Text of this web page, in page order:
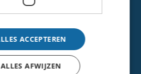
ACCEPTEREN
ALLES AFWIJZEN